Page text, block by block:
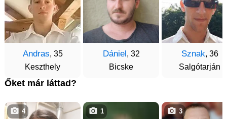
Andras, 35
Keszthely
Dániel , 32
Bicske
Sznak, 36
Salgótarján
Őket már láttad?
4 1 3